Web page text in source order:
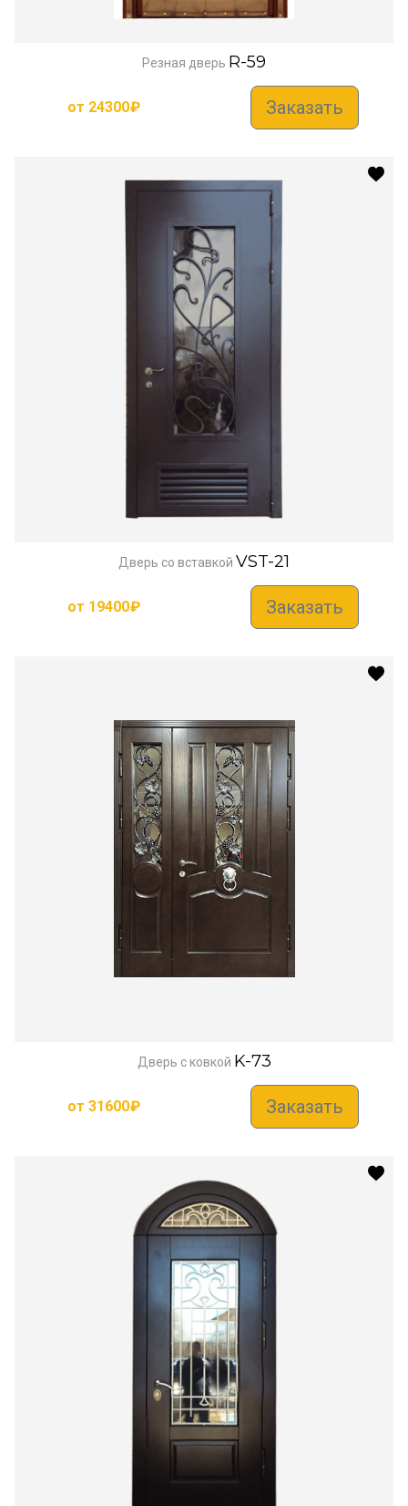
Резная дверь R-59
от 24300₽ Заказать
Дверь со вставкой VST-21
от 19400₽ Заказать
Дверь с ковкой K-73
от 31600₽ Заказать